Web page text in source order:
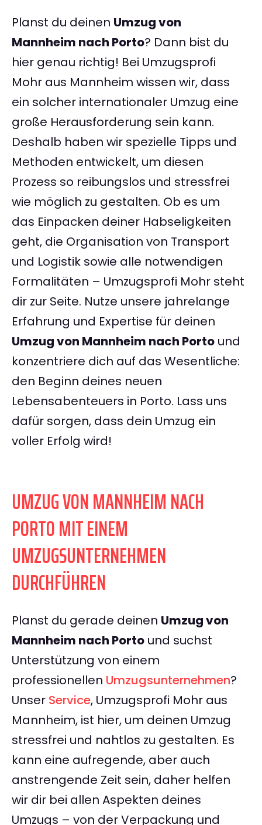
Planst du deinen Umzug von
Mannheim nach Porto? Dann bist du
hier genau richtig! Bei Umzugsprofi
Mohr aus Mannheim wissen wir, dass
ein solcher internationaler Umzug eine
große Herausforderung sein kann.
Deshalb haben wir spezielle Tipps und
Methoden entwickelt, um diesen
Prozess so reibungslos und stressfrei
wie möglich zu gestalten. Ob es um
das Einpacken deiner Habseligkeiten
geht, die Organisation von Transport
und Logistik sowie alle notwendigen
Formalitäten – Umzugsprofi Mohr steht
dir zur Seite. Nutze unsere jahrelange
Erfahrung und Expertise für deinen
Umzug von Mannheim nach Porto und
konzentriere dich auf das Wesentliche:
den Beginn deines neuen
Lebensabenteuers in Porto. Lass uns
dafür sorgen, dass dein Umzug ein
voller Erfolg wird!
UMZUG VON MANNHEIM NACH
PORTO MIT EINEM
UMZUGSUNTERNEHMEN
DURCHFÜHREN
Planst du gerade deinen Umzug von
Mannheim nach Porto und suchst
Unterstützung von einem
professionellen Umzugsunternehmen?
Unser Service, Umzugsprofi Mohr aus
Mannheim, ist hier, um deinen Umzug
stressfrei und nahtlos zu gestalten. Es
kann eine aufregende, aber auch
anstrengende Zeit sein, daher helfen
wir dir bei allen Aspekten deines
Umzugs – von der Verpackung und